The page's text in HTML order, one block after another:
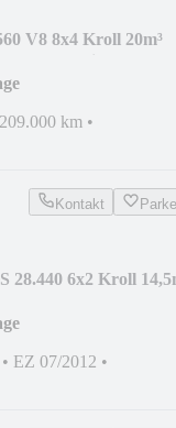
V8 8x4 Kroll 20m³
209.000 km •
Kontakt
28.440 6x2 Kroll
• EZ 07/2012 •